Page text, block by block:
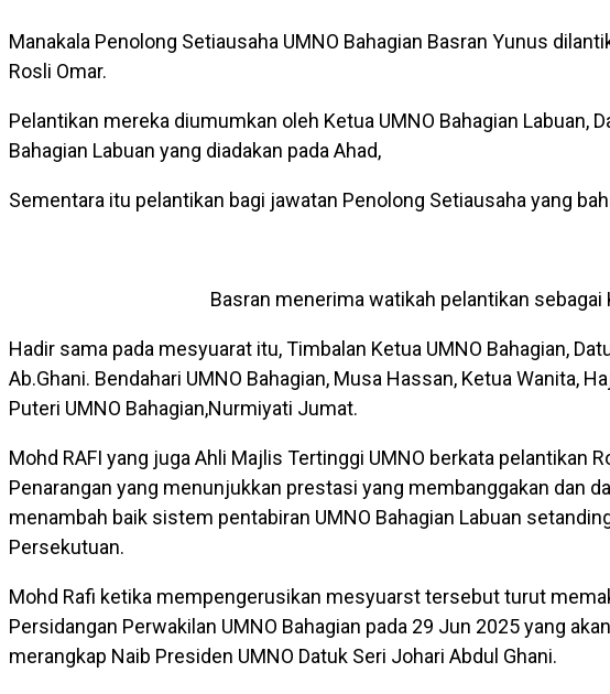
Manakala Penolong Setiausaha UMNO Bahagian Basran Yunus
Rosli Omar.
Pelantikan mereka diumumkan oleh Ketua UMNO Bahagian Labuan,
Bahagian Labuan yang diadakan pada Ahad,
Sementara itu pelantikan bagi jawatan Penolong Setiausaha yang
Basran menerima watikah pelantikan sebagai
Hadir sama pada mesyuarat itu, Timbalan Ketua UMNO Bahagian,
Ab.Ghani. Bendahari UMNO Bahagian, Musa Hassan, Ketua Wanita,
Puteri UMNO Bahagian,Nurmiyati Jumat.
Mohd RAFI yang juga Ahli Majlis Tertinggi UMNO berkata pelantikan
Penarangan yang menunjukkan prestasi yang membanggakan dan
menambah baik sistem pentabiran UMNO Bahagian Labuan
Persekutuan.
Mohd Rafi ketika mempengerusikan mesyuarst tersebut turut
Persidangan Perwakilan UMNO Bahagian pada 29 Jun 2025 yang
merangkap Naib Presiden UMNO Datuk Seri Johari Abdul Ghani.